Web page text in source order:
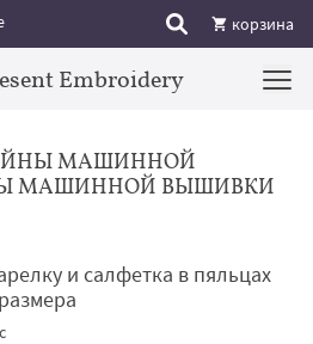
корзина
Embroidery
МАШИННОЙ
МАШИННОЙ ВЫШИВКИ
и салфетка в пяльцах